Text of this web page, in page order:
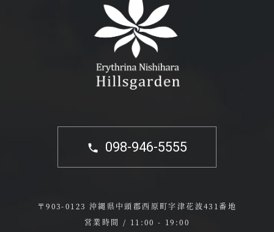
098-946-5555
〒903-0123 沖縄県中頭郡西原町字津花波431番地
営業時間 / 11:00 - 19:00